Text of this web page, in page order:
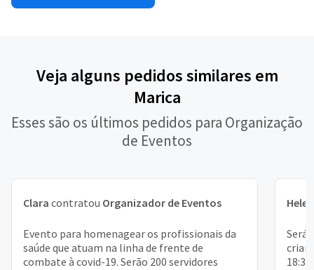
Veja alguns pedidos similares em
Marica
Esses são os últimos pedidos para Organização
de Eventos
Clara contratou Organizador de Eventos
Evento para homenagear os profissionais da
saúde que atuam na linha de frente de
combate à covid-19. Serão 200 servidores
Será